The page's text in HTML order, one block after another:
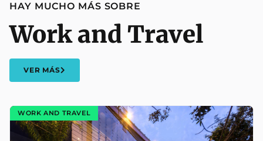
HAY MUCHO MÁS SOBRE
Work and Travel
VER MÁS
WORK AND TRAVEL